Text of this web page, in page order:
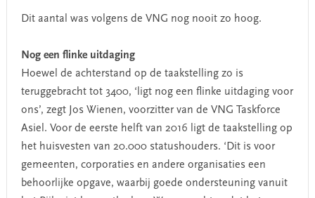
Dit aantal was volgens de VNG nog nooit zo hoog.
Nog een flinke uitdaging
Hoewel de achterstand op de taakstelling zo is
teruggebracht tot 3400, ‘ligt nog een flinke uitdaging voor
ons’, zegt Jos Wienen, voorzitter van de VNG Taskforce
Asiel. Voor de eerste helft van 2016 ligt de taakstelling op
het huisvesten van 20.000 statushouders. ‘Dit is voor
gemeenten, corporaties en andere organisaties een
behoorlijke opgave, waarbij goede ondersteuning vanuit